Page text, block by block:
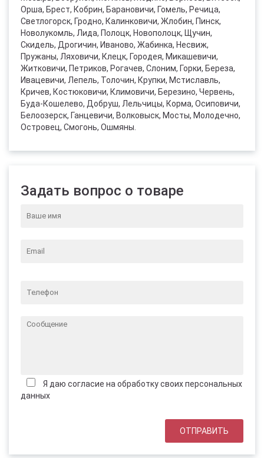
Орша, Брест, Кобрин, Барановичи, Гомель, Речица,
Светлогорск, Гродно, Калинковичи, Жлобин, Пинск,
Новолукомль, Лида, Полоцк, Новополоцк, Щучин,
Скидель, Дрогичин, Иваново, Жабинка, Несвиж,
Пружаны, Ляховичи, Клецк, Городея, Микашевичи,
Житковичи, Петриков, Рогачев, Слоним, Горки, Береза,
Ивацевичи, Лепель, Толочин, Крупки, Мстиславль,
Кричев, Костюковичи, Климовичи, Березино, Червень,
Буда-Кошелево, Добруш, Лельчицы, Корма, Осиповичи,
Белоозерск, Ганцевичи, Волковыск, Мосты, Молодечно,
Островец, Смогонь, Ошмяны.
Задать вопрос о товаре
Я даю согласие на обработку своих персональных
данных